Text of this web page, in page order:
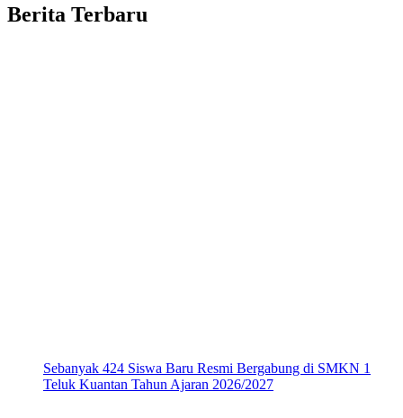
Berita Terbaru
Sebanyak 424 Siswa Baru Resmi Bergabung di SMKN 1
Teluk Kuantan Tahun Ajaran 2026/2027